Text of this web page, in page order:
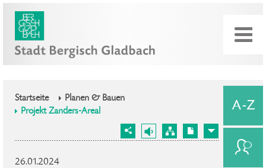
Startseite
Planen & Bauen
Projekt Zanders-Areal
26.01.2024